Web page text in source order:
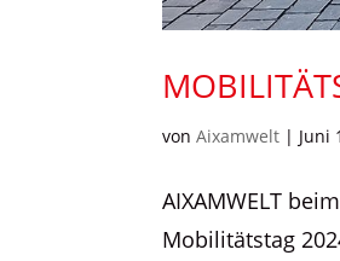
vonAixamwelt | Juni
AIXAMWELT
Mobilitätstag